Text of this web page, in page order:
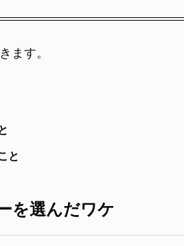
ます。
と
を選んだワケ